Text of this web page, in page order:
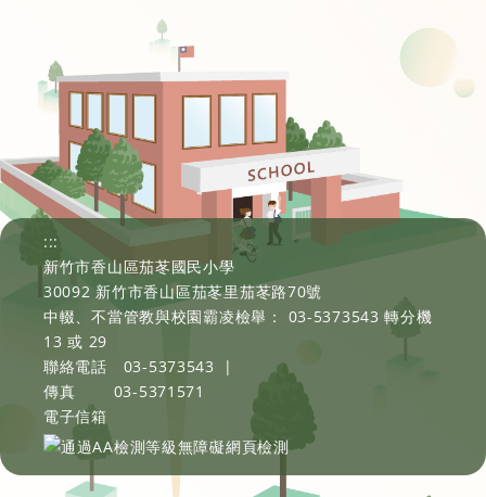
:::
新竹市香山區茄苳國民小學
30092 新竹市香山區茄苳里茄苳路70號
中輟、不當管教與校園霸凌檢舉： 03-5373543 轉分機
13 或 29
聯絡電話
03-5373543
|
傳真
03-5371571
電子信箱